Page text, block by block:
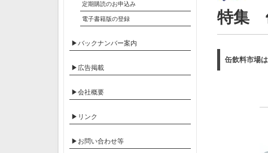
特集
缶飲料市場
定期購読のお申込み
電子書籍版の登録
▶バックナンバー案内
▶広告掲載
▶会社概要
▶リンク
▶お問い合わせ等